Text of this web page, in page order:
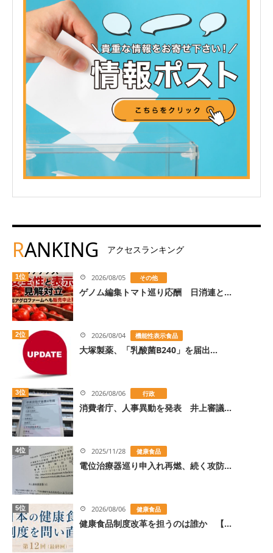
RANKING アクセスランキング
1位 2026/08/05 その他
ゲノム編集トマト巡り応酬 日消連と...
2位 2026/08/04 機能性表示食品
大塚製薬、「乳酸菌B240」を届出...
3位 2026/08/06 行政
消費者庁、人事異動を発表 井上審議...
4位 2025/11/28 健康食品
電位治療器巡り申入れ再燃、続く攻防...
5位 2026/08/06 健康食品
健康食品制度改革を担うのは誰か 【...